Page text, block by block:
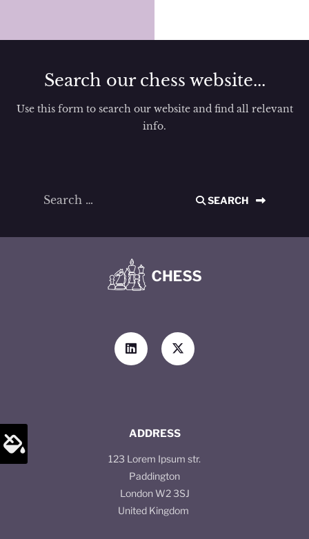
Search our chess website...
Use this form to search our website and find all relevant
info.
SEARCH
ADDRESS
123 Lorem Ipsum str.
Paddington
London W2 3SJ
United Kingdom